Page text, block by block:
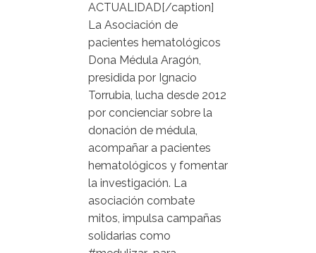
ACTUALIDAD[/caption]
La Asociación de
pacientes hematológicos
Dona Médula Aragón,
presidida por Ignacio
Torrubia, lucha desde 2012
por concienciar sobre la
donación de médula,
acompañar a pacientes
hematológicos y fomentar
la investigación. La
asociación combate
mitos, impulsa campañas
solidarias como